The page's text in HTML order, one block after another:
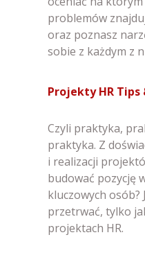
problemów
oraz poznasz
sobie z każdym z
Projekty HR Tips
Czyli praktyka,
praktyka. Z
i realizacji
budować pozycję
kluczowych osób?
przetrwać, tylko
projektach HR.